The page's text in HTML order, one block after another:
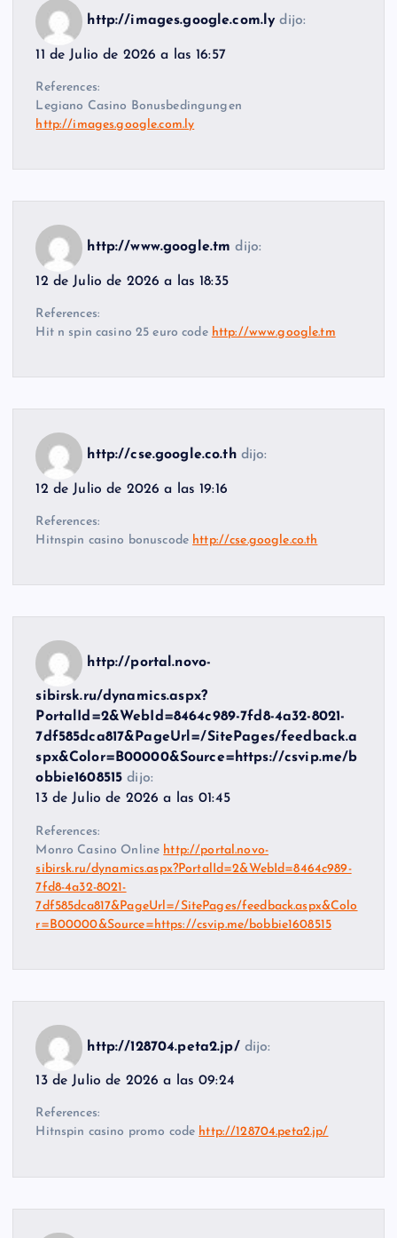
http://images.google.com.ly dijo:
11 de Julio de 2026 a las 16:57
References:
Legiano Casino Bonusbedingungen
http://images.google.com.ly
http://www.google.tm dijo:
12 de Julio de 2026 a las 18:35
References:
Hit n spin casino 25 euro code http://www.google.tm
http://cse.google.co.th dijo:
12 de Julio de 2026 a las 19:16
References:
Hitnspin casino bonuscode http://cse.google.co.th
http://portal.novo-
sibirsk.ru/dynamics.aspx?
PortalId=2&WebId=8464c989-7fd8-4a32-8021-
7df585dca817&PageUrl=/SitePages/feedback.a
spx&Color=B00000&Source=https://csvip.me/b
obbie1608515 dijo:
13 de Julio de 2026 a las 01:45
References:
Monro Casino Online http://portal.novo-
sibirsk.ru/dynamics.aspx?PortalId=2&WebId=8464c989-
7fd8-4a32-8021-
7df585dca817&PageUrl=/SitePages/feedback.aspx&Colo
r=B00000&Source=https://csvip.me/bobbie1608515
http://128704.peta2.jp/ dijo:
13 de Julio de 2026 a las 09:24
References:
Hitnspin casino promo code http://128704.peta2.jp/